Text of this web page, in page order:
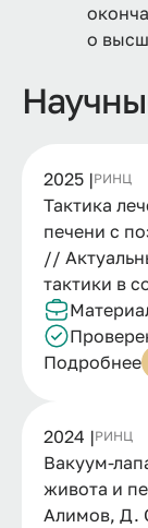
о
2025 |РИНЦ
Тактика
печени с
//
тактики в
Подробнее
2024 |РИНЦ
Вакуум-
живота и
Алимов, Д.